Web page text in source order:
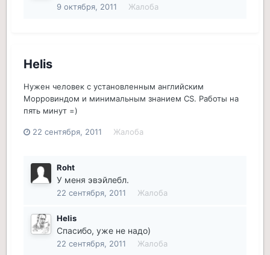
9 октября, 2011 Жалоба
Helis
Нужен человек с установленным английским
Морровиндом и минимальным знанием CS. Работы на
пять минут =)
22 сентября, 2011 Жалоба
Roht
У меня эвэйлебл.
22 сентября, 2011 Жалоба
Helis
Спасибо, уже не надо)
22 сентября, 2011 Жалоба